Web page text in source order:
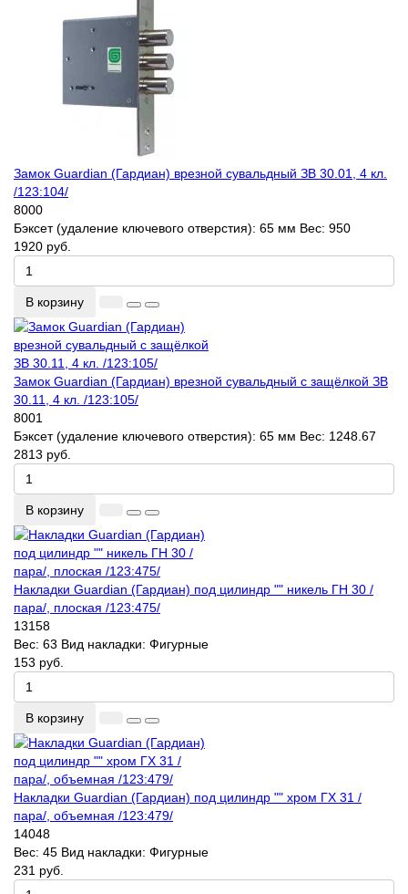
Замок Guardian (Гардиан) врезной сувальдный ЗВ 30.01, 4 кл.
/123:104/
8000
Бэксет (удаление ключевого отверстия): 65 мм Вес: 950
1920 руб.
В корзину
Замок Guardian (Гардиан) врезной сувальдный с защёлкой ЗВ
30.11, 4 кл. /123:105/
8001
Бэксет (удаление ключевого отверстия): 65 мм Вес: 1248.67
2813 руб.
В корзину
Накладки Guardian (Гардиан) под цилиндр "" никель ГН 30 /
пара/, плоская /123:475/
13158
Вес: 63 Вид накладки: Фигурные
153 руб.
В корзину
Накладки Guardian (Гардиан) под цилиндр "" хром ГХ 31 /
пара/, объемная /123:479/
14048
Вес: 45 Вид накладки: Фигурные
231 руб.